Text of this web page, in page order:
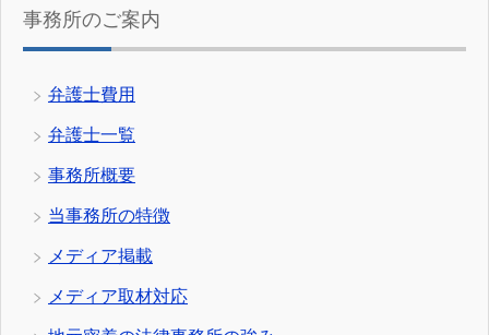
事務所のご案内
弁護士費用
弁護士一覧
事務所概要
当事務所の特徴
メディア掲載
メディア取材対応